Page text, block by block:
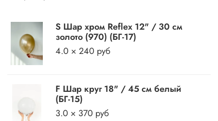
S Шар хром Reflex 12" / 30 см
золото (970) (БГ-17)
4.0 × 240 руб
F Шар круг 18" / 45 см белый
(БГ-15)
3.0 × 370 руб